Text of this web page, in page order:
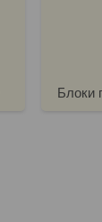
Блоки